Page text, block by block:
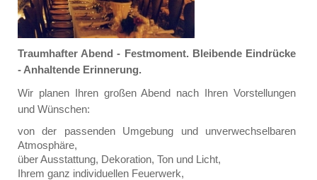
Traumhafter Abend - Festmoment. Bleibende Eindrücke
- Anhaltende Erinnerung.
Wir planen Ihren großen Abend nach Ihren Vorstellungen
und Wünschen:
von der passenden Umgebung und unverwechselbaren
Atmosphäre,
über Ausstattung, Dekoration, Ton und Licht,
Ihrem ganz individuellen Feuerwerk,